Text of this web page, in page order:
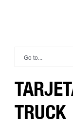
Go to...
TRUCK